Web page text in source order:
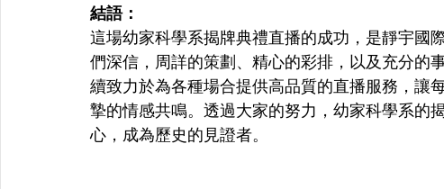
結語：
這場幼家科學系揭牌典禮直播的成功，是靜宇國
們深信，周詳的策劃、精心的彩排，以及充分的
續致力於為各種場合提供高品質的直播服務，讓
摯的情感共鳴。透過大家的努力，幼家科學系的
心，成為歷史的見證者。